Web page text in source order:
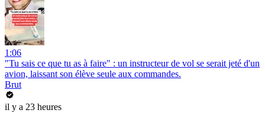
1:06
"Tu sais ce que tu as à faire" : un instructeur de vol se serait jeté d'un
avion, laissant son élève seule aux commandes.
Brut
il y a 23 heures